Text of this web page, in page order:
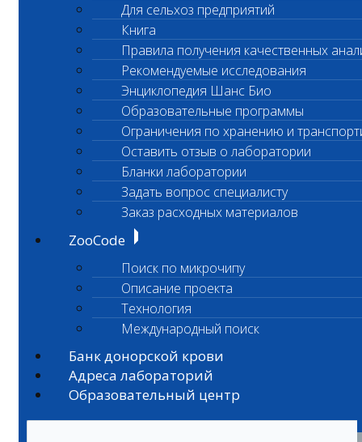
Для сельхоз предприятий
Книга
Правила получения качественных
Рекомендуемые исследования
Энциклопедия Шанс Био
Образовательные программы
Ограничения по хранению и
Оставить отзыв о лаборатории
Бланки лаборатории
Задать вопрос специалисту
Заказ расходных материалов
ZooCode
Поиск по микрочипу
Описание проекта
Технология
Международный поиск
Банк донорской крови
Адреса лабораторий
Образовательный центр